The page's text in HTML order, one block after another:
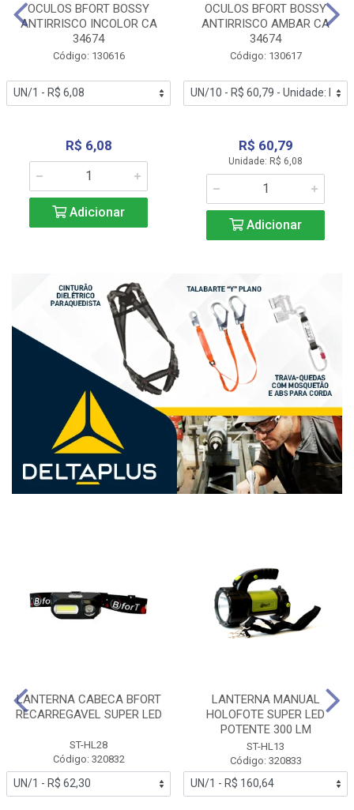
OCULOS BFORT BOSSY
ANTIRRISCO INCOLOR CA
34674
Código: 130616
R$ 6,08
Adicionar
OCULOS BFORT BOSSY
ANTIRRISCO AMBAR CA
34674
Código: 130617
R$ 60,79
Unidade: R$ 6,08
Adicionar
LANTERNA CABECA BFORT
RECARREGAVEL SUPER LED
ST-HL28
Código: 320832
LANTERNA MANUAL
HOLOFOTE SUPER LED
POTENTE 300 LM
ST-HL13
Código: 320833